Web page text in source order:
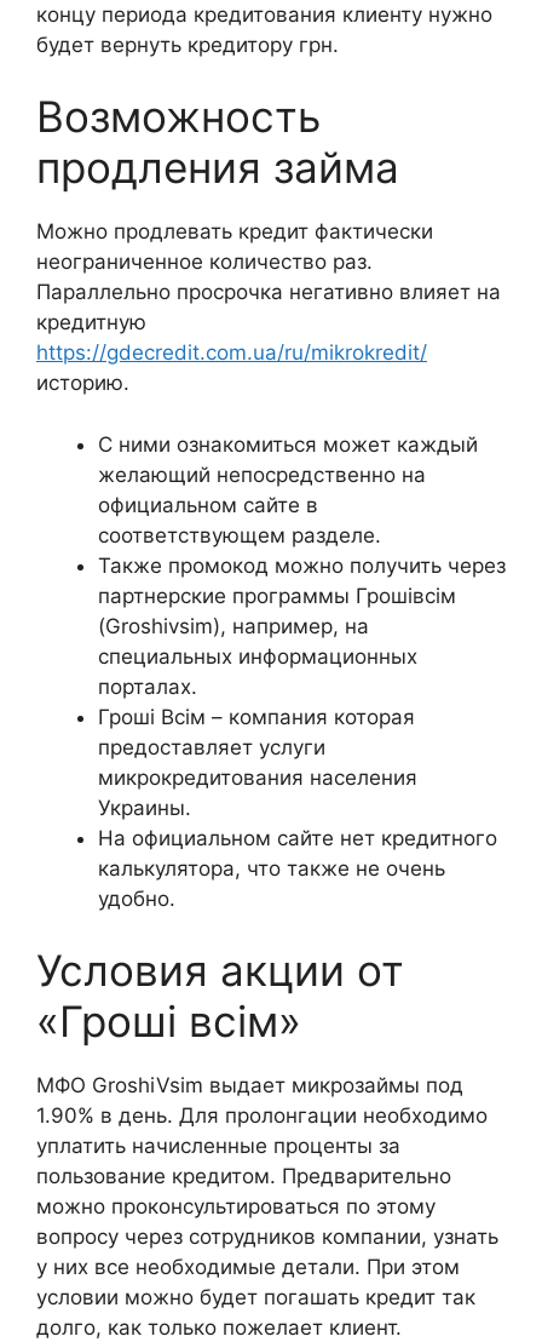
концу периода кредитования клиенту нужно
будет вернуть кредитору грн.
Возможность
продления займа
Можно продлевать кредит фактически
неограниченное количество раз.
Параллельно просрочка негативно влияет на
кредитную
https://gdecredit.com.ua/ru/mikrokredit/
историю.
С ними ознакомиться может каждый
желающий непосредственно на
официальном сайте в
соответствующем разделе.
Также промокод можно получить через
партнерские программы Грошівсім
(Groshivsim), например, на
специальных информационных
порталах.
Гроші Всім – компания которая
предоставляет услуги
микрокредитования населения
Украины.
На официальном сайте нет кредитного
калькулятора, что также не очень
удобно.
Условия акции от
«Гроші всім»
МФО GroshiVsim выдает микрозаймы под
1.90% в день. Для пролонгации необходимо
уплатить начисленные проценты за
пользование кредитом. Предварительно
можно проконсультироваться по этому
вопросу через сотрудников компании, узнать
у них все необходимые детали. При этом
условии можно будет погашать кредит так
долго, как только пожелает клиент.